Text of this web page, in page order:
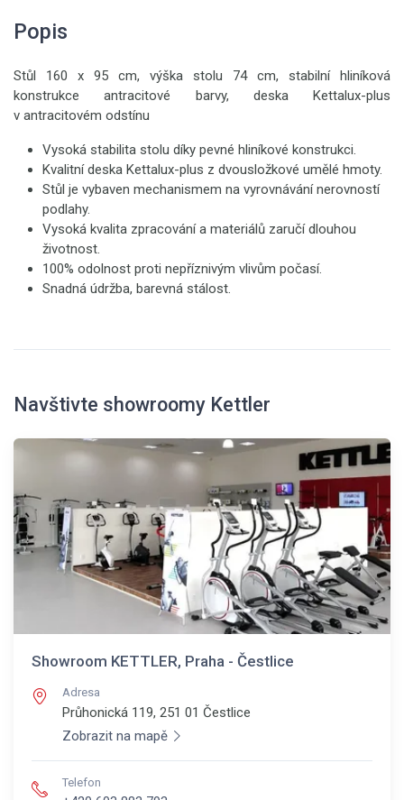
Popis
Stůl 160 x 95 cm, výška stolu 74 cm, stabilní hliníková
konstrukce antracitové barvy, deska Kettalux-plus
v antracitovém odstínu
Vysoká stabilita stolu díky pevné hliníkové konstrukci.
Kvalitní deska Kettalux-plus z dvousložkové umělé hmoty.
Stůl je vybaven mechanismem na vyrovnávání nerovností
podlahy.
Vysoká kvalita zpracování a materiálů zaručí dlouhou
životnost.
100% odolnost proti nepříznivým vlivům počasí.
Snadná údržba, barevná stálost.
Navštivte showroomy Kettler
Showroom KETTLER, Praha - Čestlice
Adresa
Průhonická 119, 251 01 Čestlice
Zobrazit na mapě
Telefon